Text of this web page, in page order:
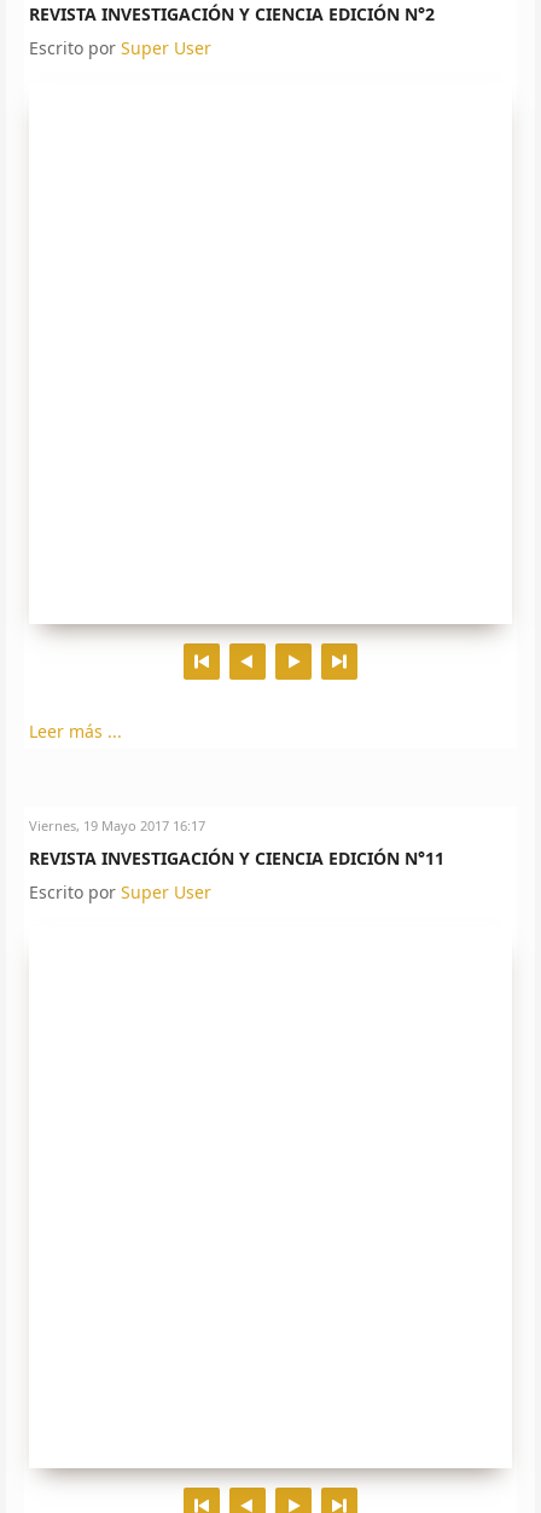
REVISTA INVESTIGACIÓN Y CIENCIA EDICIÓN N°2
Escrito por Super User
Leer más ...
Viernes, 19 Mayo 2017 16:17
REVISTA INVESTIGACIÓN Y CIENCIA EDICIÓN N°11
Escrito por Super User